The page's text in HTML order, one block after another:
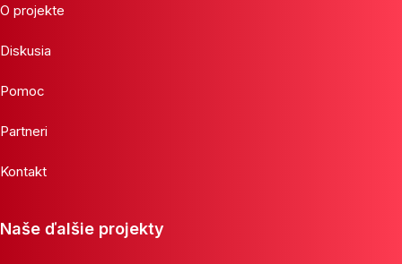
O projekte
Diskusia
Pomoc
Partneri
Kontakt
Naše ďalšie projekty